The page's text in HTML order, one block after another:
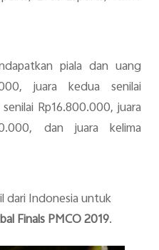
piala dan uang
juara kedua senilai
Rp16.800.000, juara
dan juara kelima
dari Indonesia untuk
FinalsPMCO 2019.